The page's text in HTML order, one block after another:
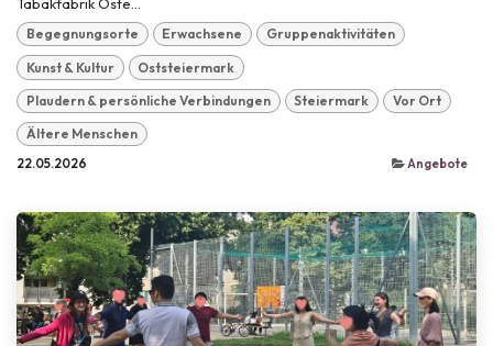
Begegnungsorte Erwachsene Gruppenaktivitäten
Kunst & Kultur Oststeiermark
Plaudern & persönliche Verbindungen Steiermark Vor Ort
Ältere Menschen
22.05.2026 Angebote